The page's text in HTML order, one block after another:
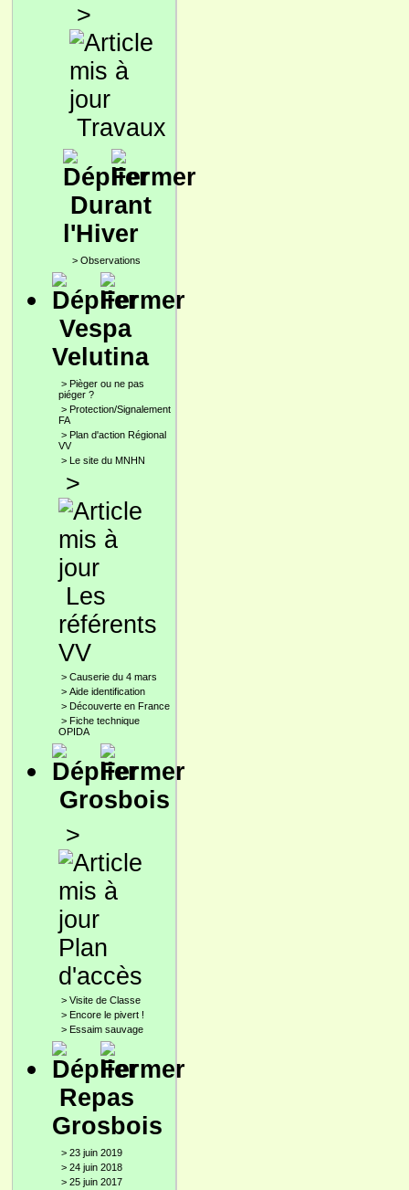
>
Travaux
Durant
l'Hiver
> Observations
Vespa
Velutina
> Pièger ou ne pas
piéger ?
> Protection/Signalement
FA
> Plan d'action Régional
VV
> Le site du MNHN
>
Les
référents
VV
> Causerie du 4 mars
> Aide identification
> Découverte en France
> Fiche technique
OPIDA
Grosbois
>
Plan
d'accès
> Visite de Classe
> Encore le pivert !
> Essaim sauvage
Repas
Grosbois
> 23 juin 2019
> 24 juin 2018
> 25 juin 2017